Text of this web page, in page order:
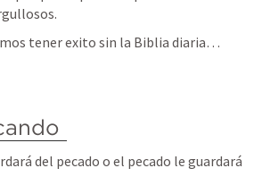
tener exito sin la Biblia diaria…
del pecado o el pecado le guardará